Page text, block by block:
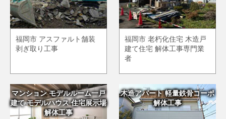
福岡市 アスファルト舗装
剥ぎ取り工事
福岡市 老朽化住宅 木造戸
建て住宅 解体工事専門業
者
マンション モデルルーム一戸
建て モデルハウス 住宅展示場
解体工事
木造アパート 軽量鉄骨コーポ
解体工事